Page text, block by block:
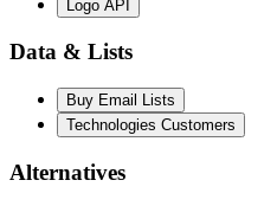
Logo API
Data & Lists
Buy Email Lists
Technologies Customers
Alternatives